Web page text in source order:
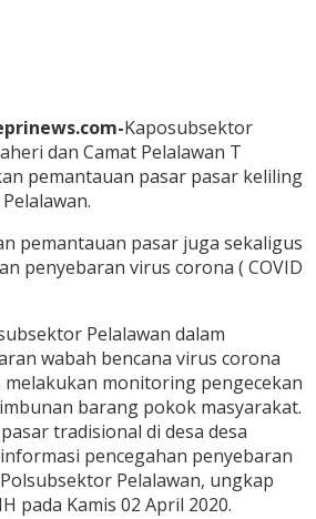
Kaposubsektor
dan Camat Pelalawan T
pemantauan pasar pasar keliling
pemantauan pasar juga sekaligus
penyebaran virus corona ( COVID
Pelalawan dalam
wabah bencana virus corona
melakukan monitoring pengecekan
barang pokok masyarakat.
tradisional di desa desa
pencegahan penyebaran
Pelalawan, ungkap
pada Kamis 02 April 2020.